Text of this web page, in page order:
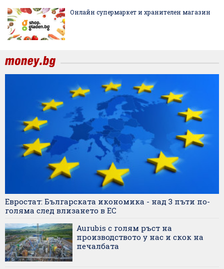
Онлайн супермаркет и хранителен магазин
Евростат: Българската икономика - над 3 пъти по-
голяма след влизането в ЕС
Aurubis с голям ръст на
производството у нас и скок на
печалбата